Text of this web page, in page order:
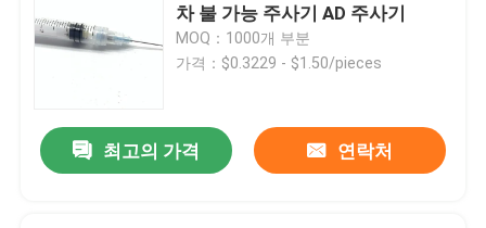
차 불 가능 주사기 AD 주사기
MOQ：1000개 부분
가격：$0.3229 - $1.50/pieces
최고의 가격 연락처